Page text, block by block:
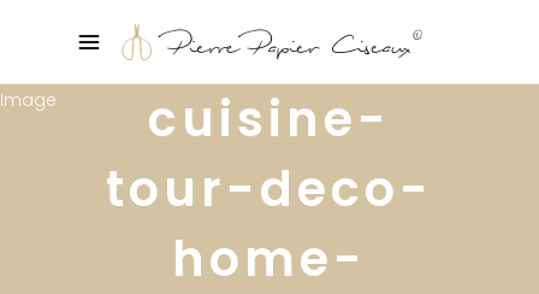
cuisine-
tour-deco-
home-